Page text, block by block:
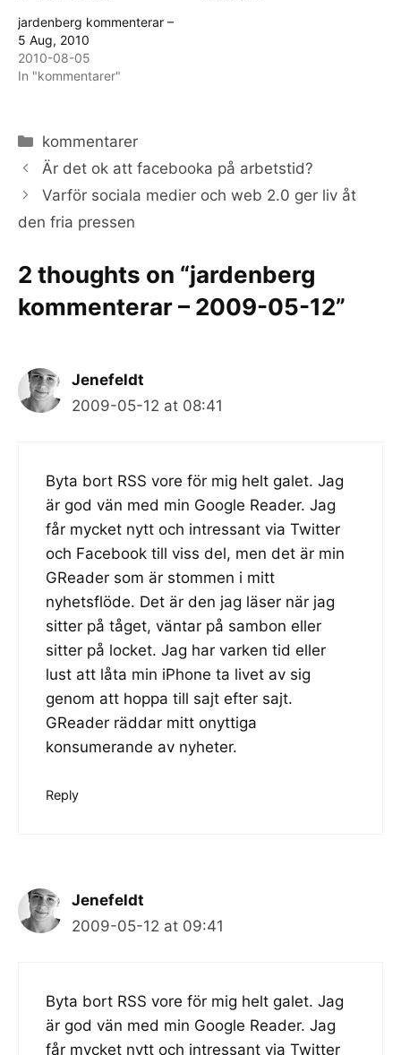
jardenberg kommenterar –
5 Aug, 2010
2010-08-05
In "kommentarer"
Categories
kommentarer
Är det ok att facebooka på arbetstid?
Varför sociala medier och web 2.0 ger liv åt
den fria pressen
2 thoughts on “jardenberg
kommenterar – 2009-05-12”
Jenefeldt
2009-05-12 at 08:41
Byta bort RSS vore för mig helt galet. Jag
är god vän med min Google Reader. Jag
får mycket nytt och intressant via Twitter
och Facebook till viss del, men det är min
GReader som är stommen i mitt
nyhetsflöde. Det är den jag läser när jag
sitter på tåget, väntar på sambon eller
sitter på locket. Jag har varken tid eller
lust att låta min iPhone ta livet av sig
genom att hoppa till sajt efter sajt.
GReader räddar mitt onyttiga
konsumerande av nyheter.
Reply
Jenefeldt
2009-05-12 at 09:41
Byta bort RSS vore för mig helt galet. Jag
är god vän med min Google Reader. Jag
får mycket nytt och intressant via Twitter